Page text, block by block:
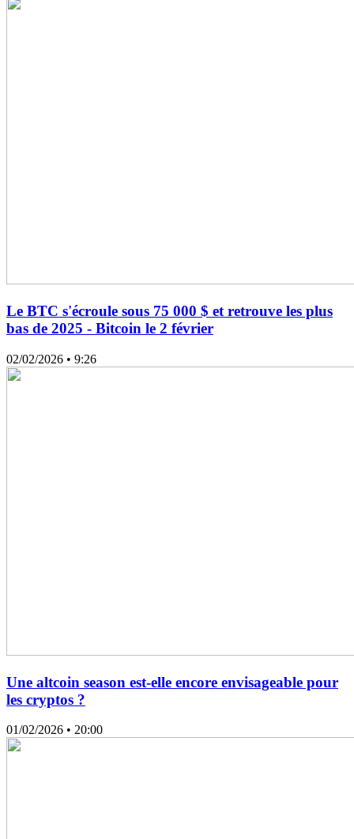
Le BTC s'écroule sous 75 000 $ et retrouve les plus
bas de 2025 - Bitcoin le 2 février
02/02/2026 • 9:26
Une altcoin season est-elle encore envisageable pour
les cryptos ?
01/02/2026 • 20:00